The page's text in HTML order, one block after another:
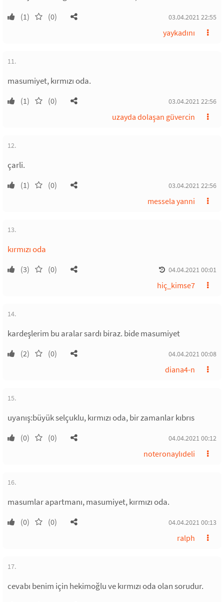
(1) (0) 03.04.2021 22:55
yaykadını
11.
masumiyet, kırmızı oda.
(1) (0) 03.04.2021 22:56
uzayda dolaşan güvercin
12.
çarli.
(1) (0) 03.04.2021 22:56
messela yanni
13.
kırmızı oda
(3) (0) 04.04.2021 00:01
hiç_kimse7
14.
kardeşlerim bu aralar sardı biraz. bide masumiyet
(2) (0) 04.04.2021 00:08
diana4-n
15.
uyanış:büyük selçuklu, kırmızı oda, bir zamanlar kıbrıs
(0) (0) 04.04.2021 00:12
noteronaylıdeli
16.
masumlar apartmanı, masumiyet, kırmızı oda.
(0) (0) 04.04.2021 00:13
ralph
17.
cevabı benim için hekimoğlu ve kırmızı oda olan sorudur.